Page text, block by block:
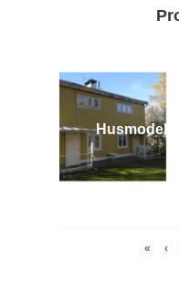
Husmodell
« ‹